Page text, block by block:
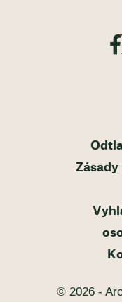
© 2026 -